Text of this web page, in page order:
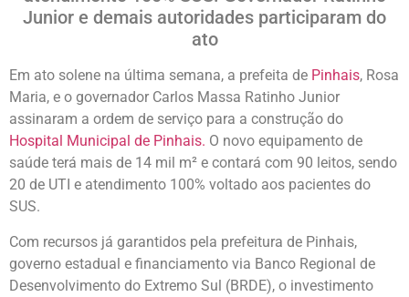
Junior e demais autoridades participaram do
ato
Em ato solene na última semana, a prefeita de Pinhais, Rosa
Maria, e o governador Carlos Massa Ratinho Junior
assinaram a ordem de serviço para a construção do
Hospital Municipal de Pinhais. O novo equipamento de
saúde terá mais de 14 mil m² e contará com 90 leitos, sendo
20 de UTI e atendimento 100% voltado aos pacientes do
SUS.
Com recursos já garantidos pela prefeitura de Pinhais,
governo estadual e financiamento via Banco Regional de
Desenvolvimento do Extremo Sul (BRDE), o investimento